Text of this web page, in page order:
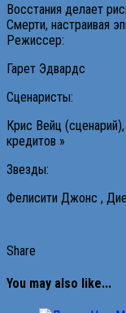
Восстания делает
Смерти, настраивая
Режиссер:
Гарет Эдвардс
Сценаристы:
Крис Вейц
кредитов »
Звезды:
Фелисити Джонс ,
Share
You may also like...